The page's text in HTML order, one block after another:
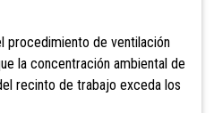
procedimiento de ventilación
la concentración ambiental de
recinto de trabajo exceda los